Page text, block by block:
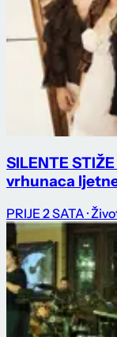
SILENTE
vrhunaca
PRIJE 2 SATA ·